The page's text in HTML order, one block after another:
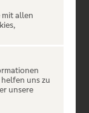
mit allen
uns zu
unsere